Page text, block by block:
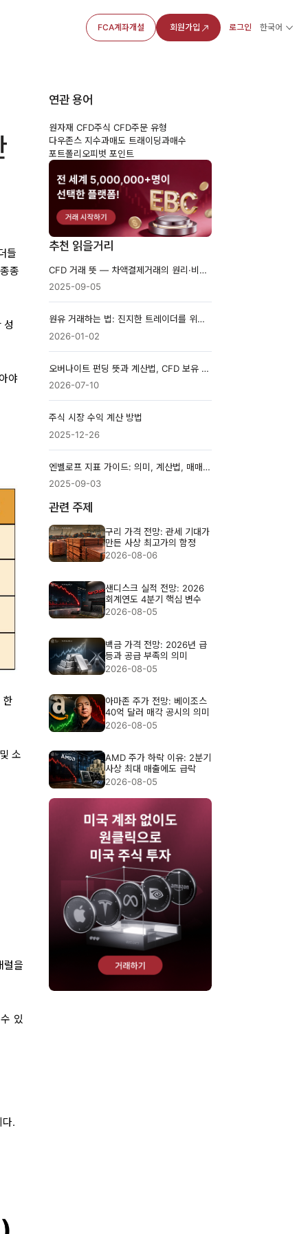
FCA계좌개설 회원가입 로그인 한국어
들
종
성
야
한
소
럴을
있
다.
연관 용어
원자재 CFD주식 CFD주문 유형
다우존스 지수과매도 트래이딩과매수
포트폴리오피벗 포인트
추천 읽을거리
CFD 거래 뜻 — 차액결제거래의 원리·비용·강제청산 위험
2025-09-05
원유 거래하는 법: 진지한 트레이더를 위한 완전 가이드
2026-01-02
오버나이트 펀딩 뜻과 계산법, CFD 보유 비용을 읽는 방법
2026-07-10
주식 시장 수익 계산 방법
2025-12-26
엔벨로프 지표 가이드: 의미, 계산법, 매매 전략
2025-09-03
관련 주제
구리 가격 전망: 관세 기대가
만든 사상 최고가의 함정
2026-08-06
샌디스크 실적 전망: 2026
회계연도 4분기 핵심 변수
2026-08-05
백금 가격 전망: 2026년 급
등과 공급 부족의 의미
2026-08-05
아마존 주가 전망: 베이조스
40억 달러 매각 공시의 의미
2026-08-05
AMD 주가 하락 이유: 2분기
사상 최대 매출에도 급락
2026-08-05